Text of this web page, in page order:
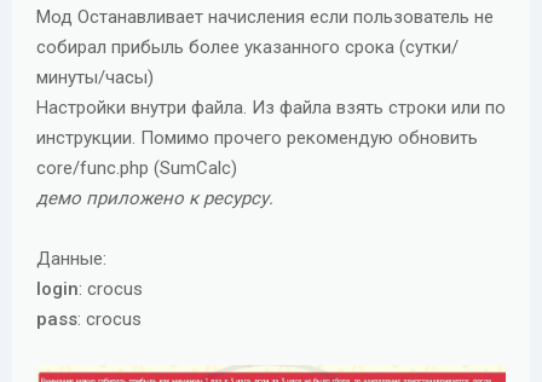
я
Мод Останавливает начисления если пользователь не
собирал прибыль более указанного срока (сутки/
минуты/часы)
Настройки внутри файла. Из файла взять строки или по
инструкции. Помимо прочего рекомендую обновить
core/func.php (SumCalc)
демо приложено к ресурсу.
Данные:
login: crocus
pass: crocus